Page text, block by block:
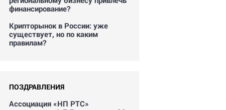
финансирование?
Крипторынок в России: уже
существует, но по каким
правилам?
ПОЗДРАВЛЕНИЯ
Ассоциация «НП РТС»